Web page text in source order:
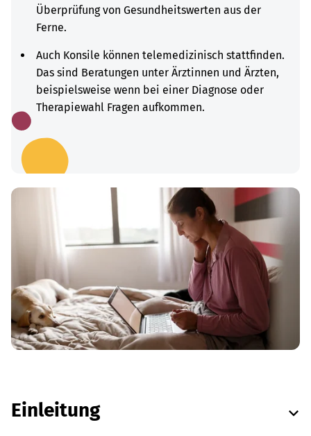
Überprüfung von Gesundheitswerten aus der
Ferne.
Auch Konsile können telemedizinisch stattfinden.
Das sind Beratungen unter Ärztinnen und Ärzten,
beispielsweise wenn bei einer Diagnose oder
Therapiewahl Fragen aufkommen.
Einleitung